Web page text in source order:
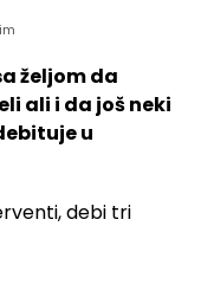
željom da
ali i da još neki
u